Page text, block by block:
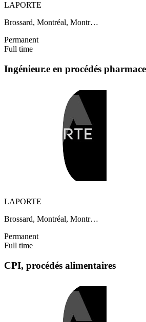
LAPORTE
Brossard, Montréal, Montr…
Permanent
Full time
Ingénieur.e en procédés
LAPORTE
Brossard, Montréal, Montr…
Permanent
Full time
CPI, procédés alimentaires